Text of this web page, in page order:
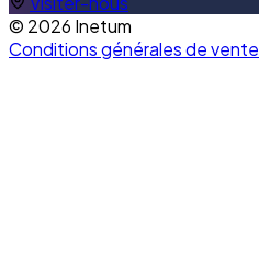
© 2026 Inetum
Conditions générales de vente